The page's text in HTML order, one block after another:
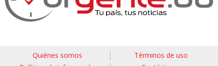
Quiénes somos
Términos de uso